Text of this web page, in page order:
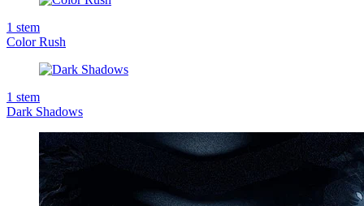
1 stem
Color Rush
1 stem
Dark Shadows